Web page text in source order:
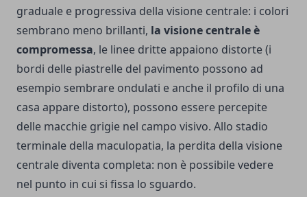
graduale e progressiva della visione centrale: i colori
sembrano meno brillanti, la visione centrale è
compromessa, le linee dritte appaiono distorte (i
bordi delle piastrelle del pavimento possono ad
esempio sembrare ondulati e anche il profilo di una
casa appare distorto), possono essere percepite
delle macchie grigie nel campo visivo. Allo stadio
terminale della maculopatia, la perdita della visione
centrale diventa completa: non è possibile vedere
nel punto in cui si fissa lo sguardo.